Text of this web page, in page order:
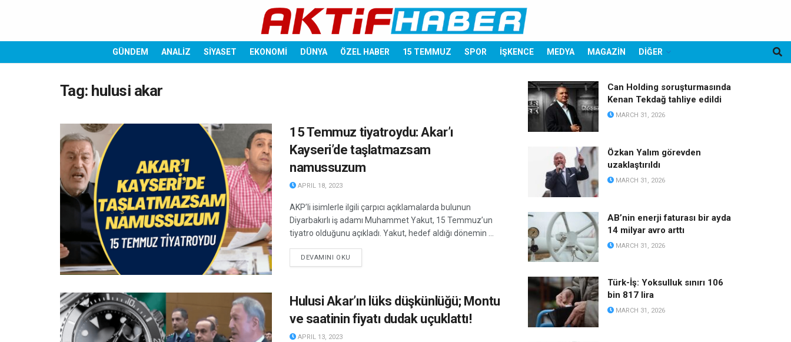
GÜNDEM ANALİZ SİYASET EKONOMİ DÜNYA ÖZEL HABER 15 TEMMUZ SPOR İŞKENCE MEDYA MAGAZİN DİĞER
Tag: hulusi akar
15 Temmuz tiyatroydu: Akar’ı
Kayseri’de taşlatmazsam
namussuzum
APRIL 18, 2023
AKP’li isimlerle ilgili çarpıcı açıklamalarda bulunun
Diyarbakırlı iş adamı Muhammet Yakut, 15 Temmuz’un
tiyatro olduğunu açıkladı. Yakut, hedef aldığı dönemin ...
DEVAMINI OKU
Hulusi Akar’ın lüks düşkünlüğü; Montu
ve saatinin fiyatı dudak uçuklattı!
APRIL 13, 2023
Can Holding soruşturmasında
Kenan Tekdağ tahliye edildi
MARCH 31, 2026
Özkan Yalım görevden
uzaklaştırıldı
MARCH 31, 2026
AB’nin enerji faturası bir ayda
14 milyar avro arttı
MARCH 31, 2026
Türk-İş: Yoksulluk sınırı 106
bin 817 lira
MARCH 31, 2026